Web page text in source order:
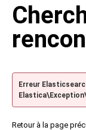
Erreur
Retour à la page